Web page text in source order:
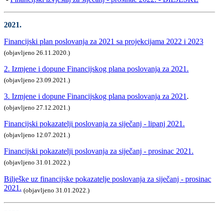
2021.
Financijski plan poslovanja za 2021 sa projekcijama 2022 i 2023
(objavljeno 26.11.2020.)
2. Izmjene i dopune Financijskog plana poslovanja za 2021.
(objavljeno 23.09.2021.)
3. Izmjene i dopune Financijskog plana poslovanja za 2021 .
(objavljeno 27.12.2021.)
Financijski pokazatelji poslovanja za siječanj - lipanj 2021.
(objavljeno 12.07.2021.)
Financijski pokazatelji poslovanja za siječanj - prosinac 2021.
(objavljeno 31.01.2022.)
Bilješke uz financijske pokazatelje poslovanja za siječanj - prosinac
2021. (objavljeno 31.01.2022.)